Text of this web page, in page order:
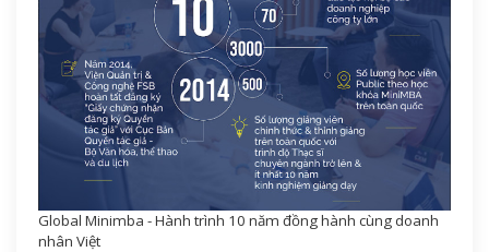
Global Minimba - Hành trình 10 năm đồng hành cùng doanh
nhân Việt